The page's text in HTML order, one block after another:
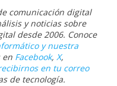
comunicación digital
y noticias sobre
desde 2006. Conoce
y nuestra
en Facebook, X,
en tu correo
de tecnología.